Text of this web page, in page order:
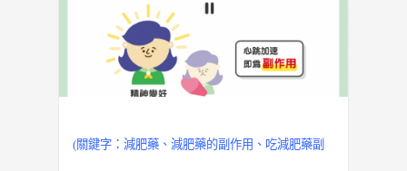
(關鍵字： 減肥藥 、 減肥藥的副作用 、吃減肥藥副